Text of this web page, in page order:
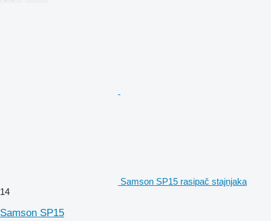
Samson SP15 rasipač stajnjaka
14
Samson SP15